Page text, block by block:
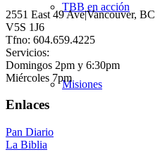
TBB en acción
Misiones
2551 East 49 Ave|Vancouver, BC
V5S 1J6
Tfno: 604.659.4225
Servicios:
Domingos 2pm y 6:30pm
Miércoles 7pm
Enlaces
Pan Diario
La Biblia